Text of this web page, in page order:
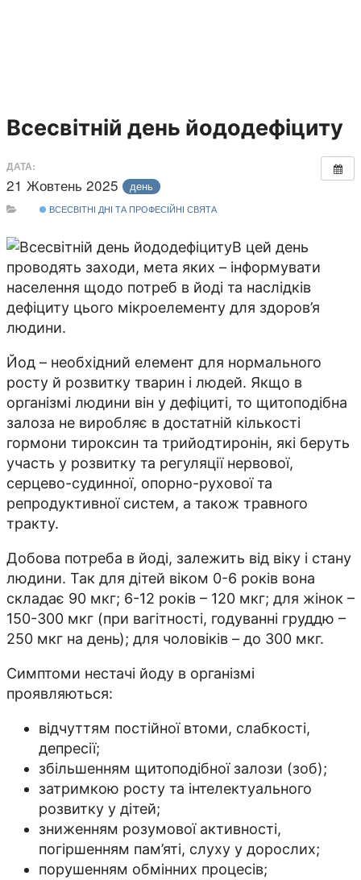
Всесвітній день йододефіциту
ДАТА:
21 Жовтень 2025 день
ВСЕСВІТНІ ДНІ ТА ПРОФЕСІЙНІ СВЯТА
В цей день
проводять заходи, мета яких – інформувати
населення щодо потреб в йоді та наслідків
дефіциту цього мікроелементу для здоров’я
людини.
Йод – необхідний елемент для нормального
росту й розвитку тварин і людей. Якщо в
організмі людини він у дефіциті, то щитоподібна
залоза не виробляє в достатній кількості
гормони тироксин та трийодтиронін, які беруть
участь у розвитку та регуляції нервової,
серцево-судинної, опорно-рухової та
репродуктивної систем, а також травного
тракту.
Добова потреба в йоді, залежить від віку і стану
людини. Так для дітей віком 0-6 років вона
складає 90 мкг; 6-12 років – 120 мкг; для жінок –
150-300 мкг (при вагітності, годуванні груддю –
250 мкг на день); для чоловіків – до 300 мкг.
Симптоми нестачі йоду в організмі
проявляються:
відчуттям постійної втоми, слабкості,
депресії;
збільшенням щитоподібної залози (зоб);
затримкою росту та інтелектуального
розвитку у дітей;
зниженням розумової активності,
погіршенням пам’яті, слуху у дорослих;
порушенням обмінних процесів;